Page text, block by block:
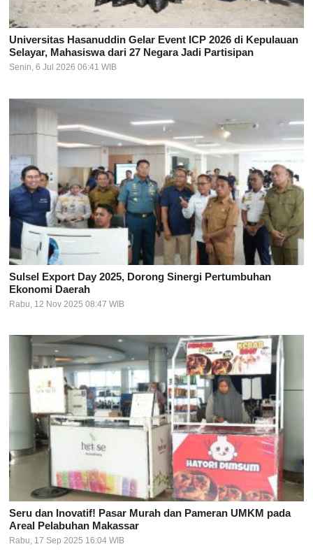
Universitas Hasanuddin Gelar Event ICP 2026 di Kepulauan
Selayar, Mahasiswa dari 27 Negara Jadi Partisipan
Senin, 6 Jul 2026 06:41 WIB
Sulsel Export Day 2025, Dorong Sinergi Pertumbuhan
Ekonomi Daerah
Rabu, 12 Nov 2025 08:47 WIB
Seru dan Inovatif! Pasar Murah dan Pameran UMKM pada
Areal Pelabuhan Makassar
Rabu, 17 Sep 2025 16:04 WIB